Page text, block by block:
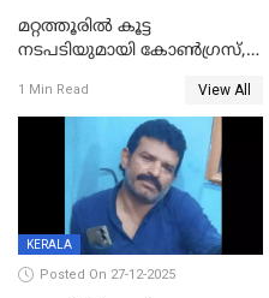
മറ്റത്തൂരിൽ കൂട്ട
നടപടിയുമായി കോണ്‍ഗ്രസ്,
എട്ട് പേര്‍ ഉള്‍പ്പെടെ
പത്തുപേരെ പുറത്താക്കി,
ചൊവ്വന്നൂരിലും നടപടി
1 Min Read View All
KERALA
Posted On 27-12-2025